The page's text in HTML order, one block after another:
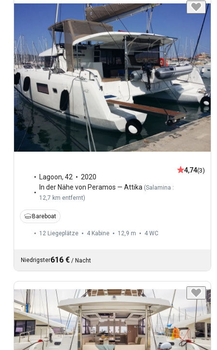
Lagoon, 42
2020
In der Nähe von Peramos — Attika (Salamina :
12,7 km entfernt)
4,74(3)
Bareboat
12 Liegeplätze 4 Kabine 12,9 m 4 WC
Niedrigster616 € / Nacht